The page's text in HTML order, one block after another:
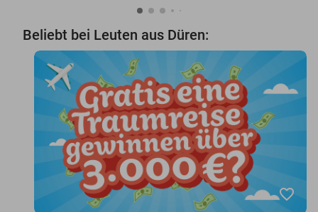
Beliebt bei Leuten aus Düren:
favorite_border